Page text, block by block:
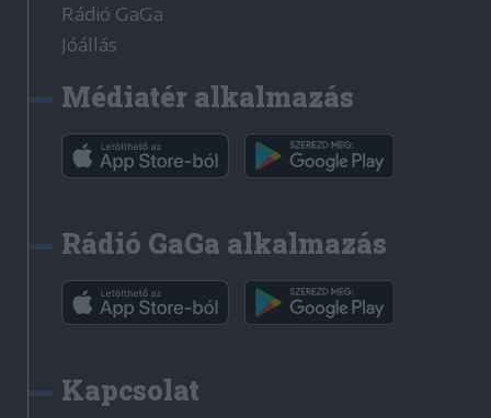
Rádió GaGa
Jóállás
Médiatér alkalmazás
Rádió GaGa alkalmazás
Kapcsolat